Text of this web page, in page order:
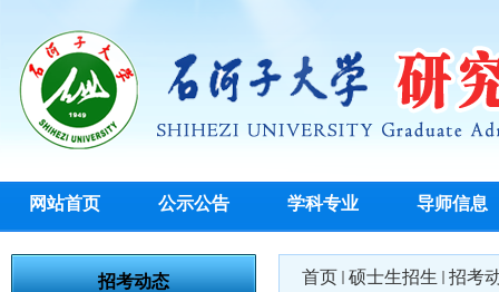
网站首页 公示公告 学科专业 导师信息
招考动态 首页 硕士生招生 招考